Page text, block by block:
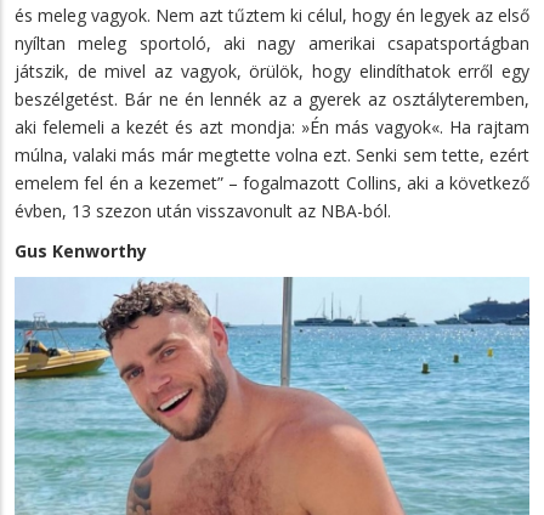
és meleg vagyok. Nem azt tűztem ki célul, hogy én legyek az első
nyíltan meleg sportoló, aki nagy amerikai csapatsportágban
játszik, de mivel az vagyok, örülök, hogy elindíthatok erről egy
beszélgetést. Bár ne én lennék az a gyerek az osztályteremben,
aki felemeli a kezét és azt mondja: »Én más vagyok«. Ha rajtam
múlna, valaki más már megtette volna ezt. Senki sem tette, ezért
emelem fel én a kezemet” – fogalmazott Collins, aki a következő
évben, 13 szezon után visszavonult az NBA-ból.
Gus Kenworthy